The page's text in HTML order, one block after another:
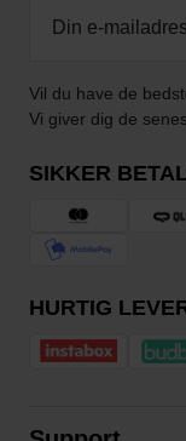
Vil du have de
Vi giver dig de
SIKKER
HURTIG